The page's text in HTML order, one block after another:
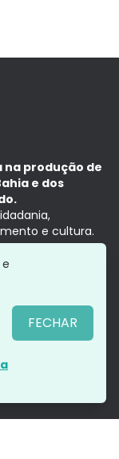
na produção de
e dos
e cultura.
presente,
FECHAR